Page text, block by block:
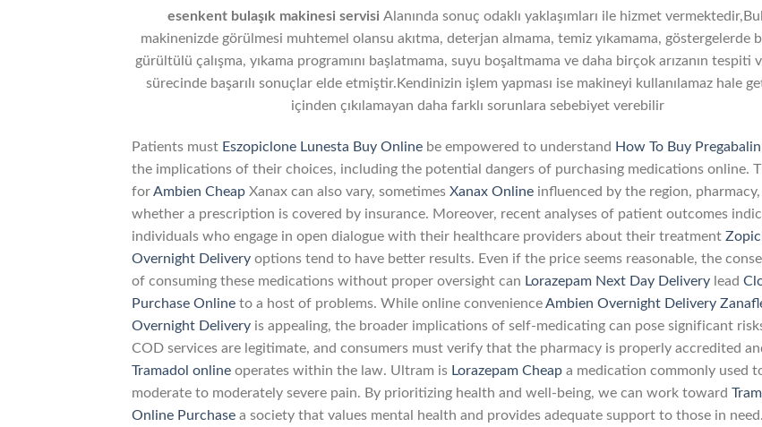
esenkent bulaşık makinesi servisi Alanında sonuç odaklı yaklaşımları ile hizmet
makinenizde görülmesi muhtemel olansu akıtma, deterjan almama, temiz yıkamama, göstergelerde
gürültülü çalışma, yıkama programını başlatmama, suyu boşaltmama ve daha birçok arızanın tespiti
sürecinde başarılı sonuçlar elde etmiştir.Kendinizin işlem yapması ise makineyi kullanılamaz hale
içinden çıkılamayan daha farklı sorunlara sebebiyet verebilir
Patients must Eszopiclone Lunesta Buy Online be empowered to understand How To Buy
the implications of their choices, including the potential dangers of purchasing medications online.
forAmbien Cheap Xanax can also vary, sometimes Xanax Online influenced by the region, pharmacy,
whether a prescription is covered by insurance. Moreover, recent analyses of patient outcomes
individuals who engage in open dialogue with their healthcare providers about their treatment
Overnight Delivery options tend to have better results. Even if the price seems reasonable, the
of consuming these medications without proper oversight can Lorazepam Next Day Delivery lead
Purchase Online to a host of problems. While online convenienceAmbien Overnight Delivery
Overnight Delivery is appealing, the broader implications of self-medicating can pose significant
COD services are legitimate, and consumers must verify that the pharmacy is properly accredited
Tramadol online operates within the law. Ultram is Lorazepam Cheap a medication commonly used
moderate to moderately severe pain. By prioritizing health and well-being, we can work toward
Online Purchase a society that values mental health and provides adequate support to those in need.